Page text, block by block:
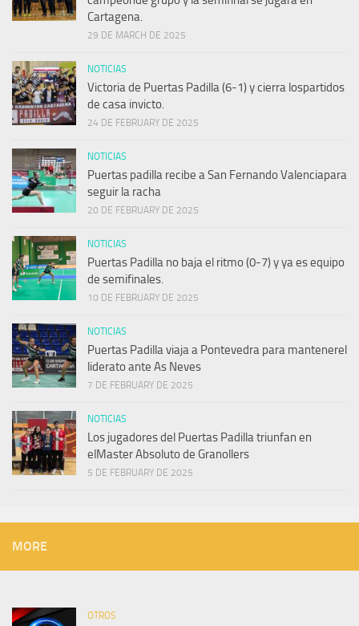
Cartagena.
29 DE MARCH DE 2025
NOTICIAS
Victoria de Puertas Padilla (6-1) y cierra lospartidos
de casa invicto.
24 DE FEBRUARY DE 2025
NOTICIAS
Puertas padilla recibe a San Fernando Valenciapara
seguir la racha
20 DE FEBRUARY DE 2025
NOTICIAS
Puertas Padilla no baja el ritmo (0-7) y ya es equipo
de semifinales.
10 DE FEBRUARY DE 2025
NOTICIAS
Puertas Padilla viaja a Pontevedra para mantenerel
liderato ante As Neves
7 DE FEBRUARY DE 2025
NOTICIAS
Los jugadores del Puertas Padilla triunfan en
elMaster Absoluto de Granollers
5 DE FEBRUARY DE 2025
MORE
OTROS